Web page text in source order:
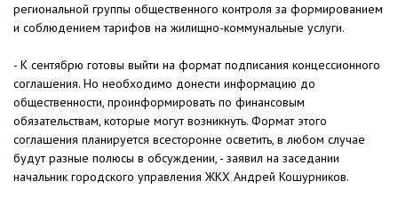
региональной группы общественного контроля за формированием
и соблюдением тарифов на жилищно-коммунальные услуги.
- К сентябрю готовы выйти на формат подписания концессионного
соглашения. Но необходимо донести информацию до
общественности, проинформировать по финансовым
обязательствам, которые могут возникнуть. Формат этого
соглашения планируется всесторонне осветить, в любом случае
будут разные полюсы в обсуждении, - заявил на заседании
начальник городского управления ЖКХ Андрей Кошурников.